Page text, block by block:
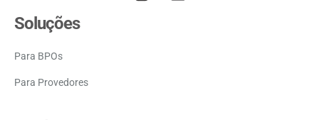
Soluções
Para BPOs
Para Provedores